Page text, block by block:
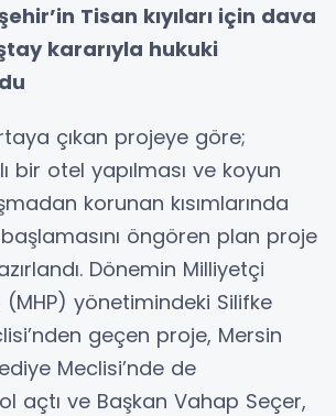
Tisan kıyıları için dava
kararıyla hukuki
çıkan projeye göre;
bir otel yapılması ve koyun
korunan kısımlarında
öngören plan proje
Dönemin Milliyetçi
yönetimindeki Silifke
geçen proje, Mersin
Meclisi’nde de
açtı ve Başkan Vahap Seçer,